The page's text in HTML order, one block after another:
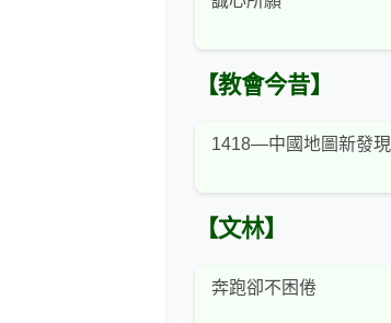
【教會今昔】
1418—中國地圖新發現
【文林】
奔跑卻不困倦